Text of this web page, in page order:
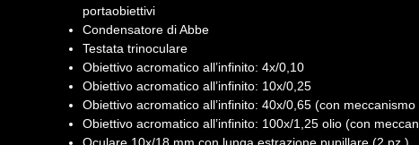
portaobiettivi
Condensatore di Abbe
Testata trinoculare
Obiettivo acromatico all’infinito: 4x/0,10
Obiettivo acromatico all’infinito: 10x/0,25
Obiettivo acromatico all’infinito: 40x/0,65 (con meccanismo
Obiettivo acromatico all’infinito: 100x/1,25 olio (con